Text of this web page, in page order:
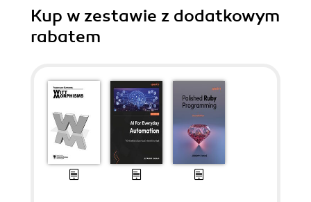
Kup w zestawie z dodatkowym
rabatem